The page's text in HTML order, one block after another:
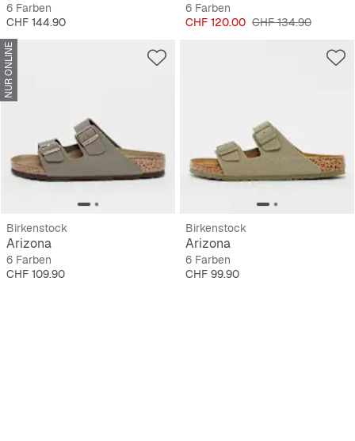
6 Farben
Preis
CHF 144.90
6 Farben
Preis
CHF 120.00 Originalpreis
CHF 134.90
NUR ONLINE
Birkenstock
Arizona
6 Farben
Preis
CHF 109.90
Birkenstock
Arizona
6 Farben
Preis
CHF 99.90